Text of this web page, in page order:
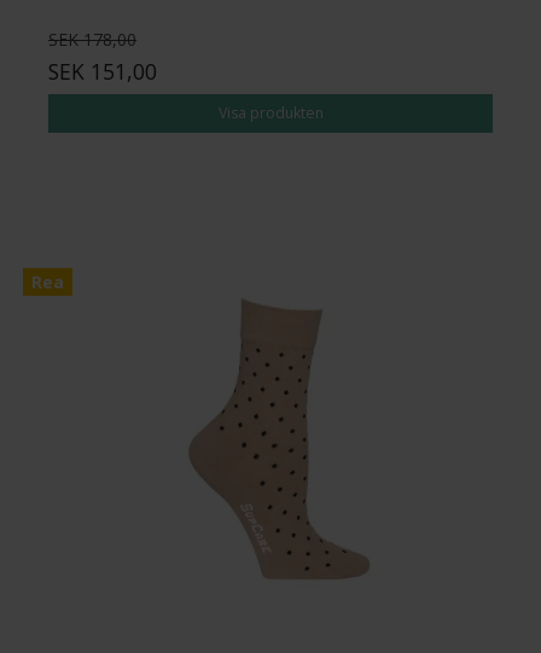
SEK 178,00
SEK 151,00
Visa produkten
Rea